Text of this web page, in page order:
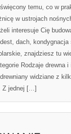
temu, co w
w ustrojach
interesuje Cię
dach, kondygnacja
znajdziesz tu
Rodzaje drewna
widziane z
Z jednej […]